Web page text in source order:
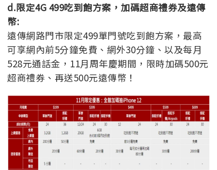
d.限定4G 499吃到飽方案，加碼超商禮券及遠傳
幣:
遠傳網路門市限定499單門號吃到飽方案，最高
可享網內前5分鐘免費、網外30分鐘、以及每月
528元通話金，11月周年慶期間，限時加碼500元
超商禮券、再送500元遠傳幣！